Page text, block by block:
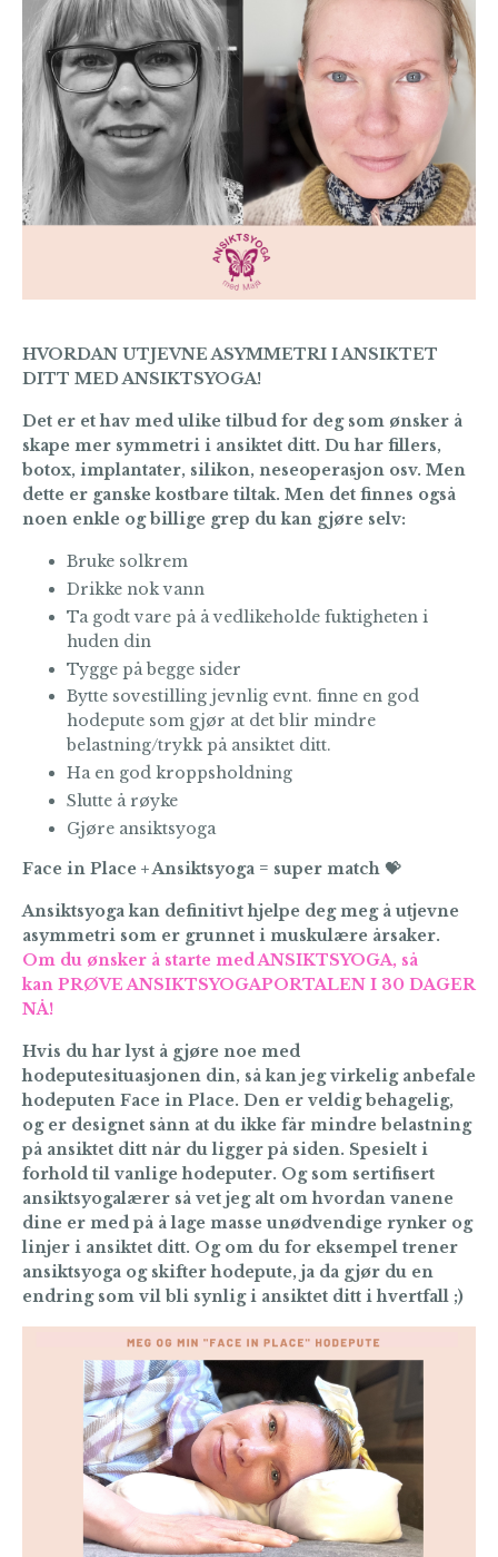
HVORDAN UTJEVNE ASYMMETRI I ANSIKTET
DITT MED ANSIKTSYOGA!
Det er et hav med ulike tilbud for deg som ønsker å
skape mer symmetri i ansiktet ditt. Du har fillers,
botox, implantater, silikon, neseoperasjon osv. Men
dette er ganske kostbare tiltak. Men det finnes også
noen enkle og billige grep du kan gjøre selv:
Bruke solkrem
Drikke nok vann
Ta godt vare på å vedlikeholde fuktigheten i
huden din
Tygge på begge sider
Bytte sovestilling jevnlig evnt. finne en god
hodepute som gjør at det blir mindre
belastning/trykk på ansiktet ditt.
Ha en god kroppsholdning
Slutte å røyke
Gjøre ansiktsyoga
Face in Place + Ansiktsyoga = super match 💝
Ansiktsyoga kan definitivt hjelpe deg meg å utjevne
asymmetri som er grunnet i muskulære årsaker.
Om du ønsker å starte med ANSIKTSYOGA, så
kan PRØVE ANSIKTSYOGAPORTALEN I 30 DAGER
NÅ!
Hvis du har lyst å gjøre noe med
hodeputesituasjonen din, så kan jeg virkelig anbefale
hodeputen Face in Place. Den er veldig behagelig,
og er designet sånn at du ikke får mindre belastning
på ansiktet ditt når du ligger på siden. Spesielt i
forhold til vanlige hodeputer. Og som sertifisert
ansiktsyogalærer så vet jeg alt om hvordan vanene
dine er med på å lage masse unødvendige rynker og
linjer i ansiktet ditt. Og om du for eksempel trener
ansiktsyoga og skifter hodepute, ja da gjør du en
endring som vil bli synlig i ansiktet ditt i hvertfall ;)